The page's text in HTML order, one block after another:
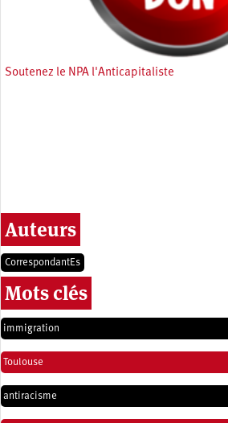
Soutenez le NPA l'Anticapitaliste
Auteurs
CorrespondantEs
Mots clés
immigration
Toulouse
antiracisme